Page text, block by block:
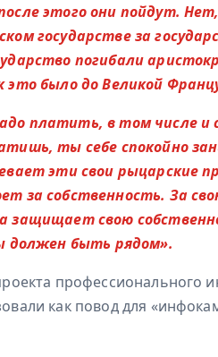
этого они пойдут.
государстве за
погибали
это было до Великой
платить, в том числе и
ты себе спокойно
эти свои рыцарские
за собственность. За
защищает свою
должен быть рядом».
профессионального
как повод для